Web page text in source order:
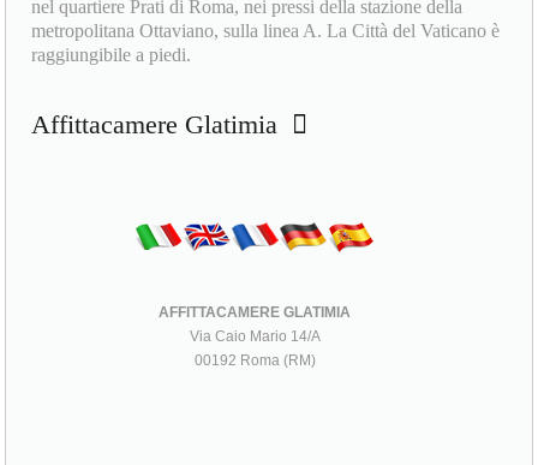
nel quartiere Prati di Roma, nei pressi della stazione della
metropolitana Ottaviano, sulla linea A. La Città del Vaticano è
raggiungibile a piedi.
Affittacamere Glatimia
AFFITTACAMERE GLATIMIA
Via Caio Mario 14/A
00192 Roma (RM)